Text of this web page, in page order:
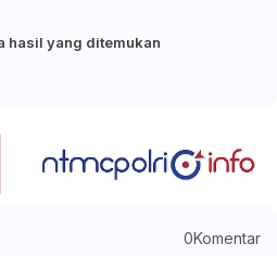
hasil yang ditemukan
0Komentar